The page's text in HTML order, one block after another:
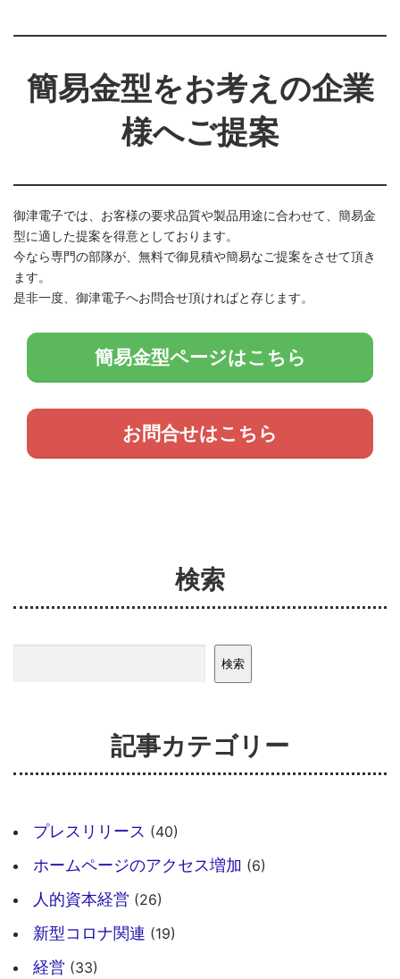
簡易金型をお考えの企業
様へご提案
御津電子では、お客様の要求品質や製品用途に合わせて、簡易金
型に適した提案を得意としております。
今なら専門の部隊が、無料で御見積や簡易なご提案をさせて頂き
ます。
是非一度、御津電子へお問合せ頂ければと存じます。
簡易金型ページはこちら
お問合せはこちら
検索
検索
記事カテゴリー
プレスリリース (40)
ホームページのアクセス増加 (6)
人的資本経営 (26)
新型コロナ関連 (19)
経営 (33)